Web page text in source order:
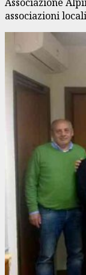
associazioni